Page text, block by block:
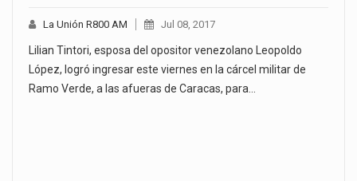
La Unión R800 AM Jul 08, 2017
Lilian Tintori, esposa del opositor venezolano Leopoldo
López, logró ingresar este viernes en la cárcel militar de
Ramo Verde, a las afueras de Caracas, para…